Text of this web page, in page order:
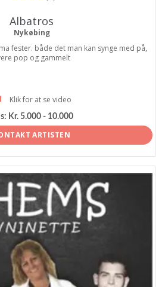
Albatros
Nykøbing
fester. både det man kan synge med på,
pop og gammelt
Klik for at se video
Kr. 5.000 - 10.000
ARTISTEN